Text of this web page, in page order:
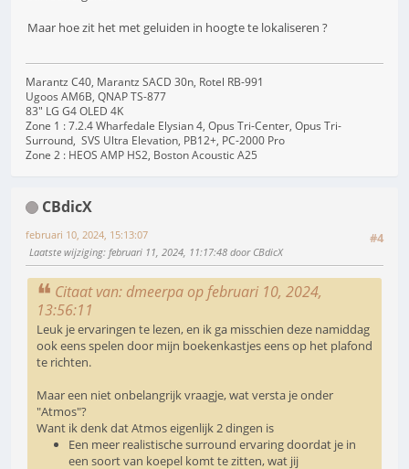
Maar hoe zit het met geluiden in hoogte te lokaliseren ?
Marantz C40, Marantz SACD 30n, Rotel RB-991
Ugoos AM6B, QNAP TS-877
83" LG G4 OLED 4K
Zone 1 : 7.2.4 Wharfedale Elysian 4, Opus Tri-Center, Opus Tri-
Surround, SVS Ultra Elevation, PB12+, PC-2000 Pro
Zone 2 : HEOS AMP HS2, Boston Acoustic A25
CBdicX
#4
februari 10, 2024, 15:13:07
Laatste wijziging: februari 11, 2024, 11:17:48 door CBdicX
Citaat van: dmeerpa op februari 10, 2024,
13:56:11
Leuk je ervaringen te lezen, en ik ga misschien deze namiddag
ook eens spelen door mijn boekenkastjes eens op het plafond
te richten.
Maar een niet onbelangrijk vraagje, wat versta je onder
"Atmos"?
Want ik denk dat Atmos eigenlijk 2 dingen is
Een meer realistische surround ervaring doordat je in
een soort van koepel komt te zitten, wat jij